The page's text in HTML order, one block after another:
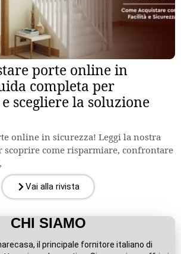
porte online in
completa per
scegliere la soluzione
online in sicurezza! Leggi la nostra
scoprire come risparmiare, confrontare
Vai alla rivista
CHI SIAMO
il principale fornitore italiano di